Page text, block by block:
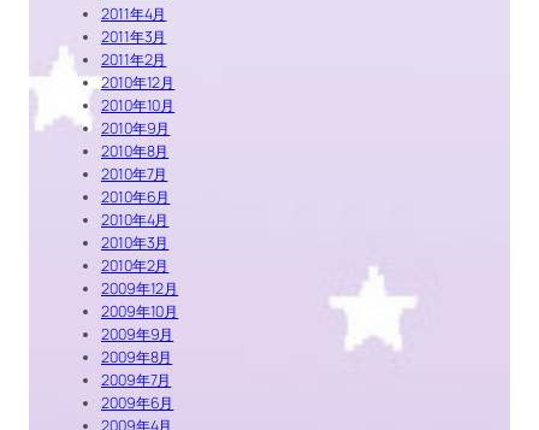
2011年4月
2011年3月
2011年2月
2010年12月
2010年10月
2010年9月
2010年8月
2010年7月
2010年6月
2010年4月
2010年3月
2010年2月
2009年12月
2009年10月
2009年9月
2009年8月
2009年7月
2009年6月
2009年4月